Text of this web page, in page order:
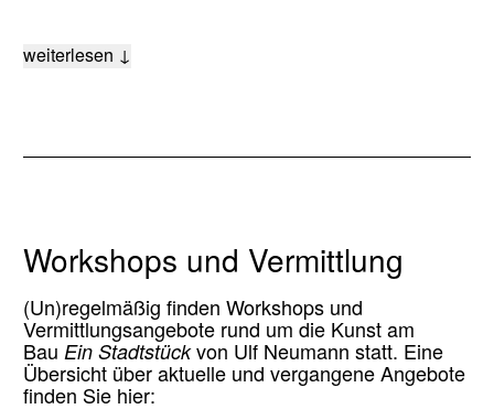
weiterlesen ↓
Workshops und Vermittlung
(Un)regelmäßig finden Workshops und
Vermittlungsangebote rund um die Kunst am
Bau Ein Stadtstückvon Ulf Neumann statt. Eine
Übersicht über aktuelle und vergangene Angebote
finden Sie hier: